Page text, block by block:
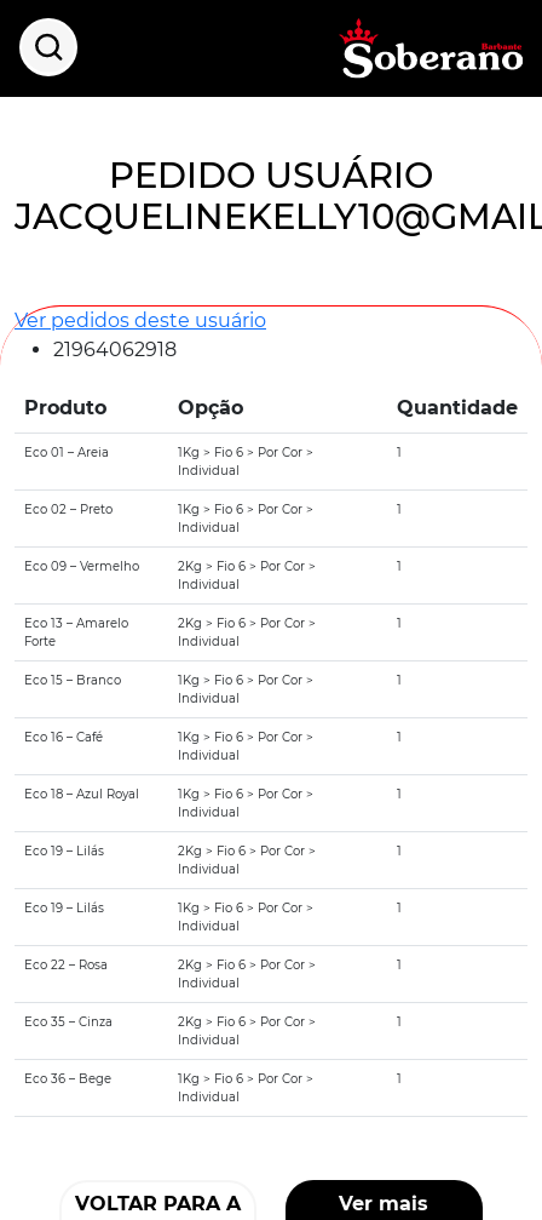
PEDIDO USUÁRIO
Ver pedidos deste usuário
21964062918
Produto Opção Quantidade
Eco 01 – Areia
1Kg > Fio 6 > Por Cor >
Individual
1
Eco 02 – Preto
1Kg > Fio 6 > Por Cor >
Individual
1
Eco 09 – Vermelho
2Kg > Fio 6 > Por Cor >
Individual
1
Eco 13 – Amarelo
Forte
2Kg > Fio 6 > Por Cor >
Individual
1
Eco 15 – Branco
1Kg > Fio 6 > Por Cor >
Individual
1
Eco 16 – Café
1Kg > Fio 6 > Por Cor >
Individual
1
Eco 18 – Azul Royal
1Kg > Fio 6 > Por Cor >
Individual
1
Eco 19 – Lilás
2Kg > Fio 6 > Por Cor >
Individual
1
Eco 19 – Lilás
1Kg > Fio 6 > Por Cor >
Individual
1
Eco 22 – Rosa
2Kg > Fio 6 > Por Cor >
Individual
1
Eco 35 – Cinza
2Kg > Fio 6 > Por Cor >
Individual
1
Eco 36 – Bege
1Kg > Fio 6 > Por Cor >
Individual
1
VOLTAR PARA A
Ver mais